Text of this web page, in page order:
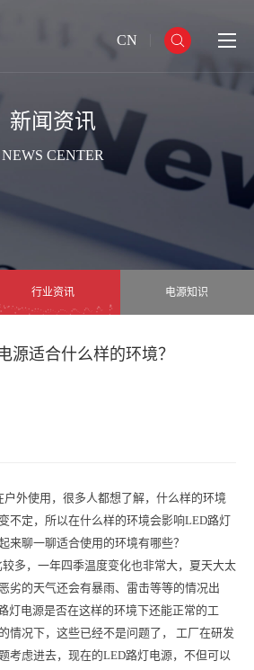
CN
新闻资讯
NEWS CENTER
行业资讯 电源知识
源适合什么样的环境？
外使用，很多人都想了解，什么样的环境
不定，所以在什么样的环境会影响LED路灯
来聊一聊适合使用的环境有哪些？
多，一年四季温度变化也非常大，夏天大太
劣的天气还会有暴雨、雷击等等的情况出
灯电源是否在这样的环境下还能正常的工
情况下，这些已经不是问题了， 工厂在研发
考虑进去，现在的LED路灯电源，不但可以